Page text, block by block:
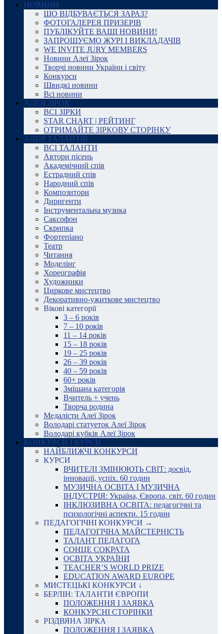
НОВИНИ
ЩО ВІДБУВАЄТЬСЯ ЗАРАЗ?
ФОТОГАЛЕРЕЯ ПРИЗЕРІВ
ПУБЛІКУЙТЕ ВАШІ НОВИНИ!
ЗАПРОШУЄМО ЖУРІ І ВИКЛАДАЧІВ
WE INVITE JURY MEMBERS
Новини Алеї Зірок
Творчі новини України і світу
Конкурси
Швидкі новини
Всі новини
АЛЕЯ ЗІРОК
ВСІ ЗІРКИ
STAR CHART | РЕЙТИНГ
ОТРИМАЙТЕ ЗІРКОВУ СТОРІНКУ
АЛЕЯ ТАЛАНТІВ
ВСІ ТАЛАНТИ
Автори пісень
Академічний спів
Естрадний спів
Народний спів
Композитори
Диригенти
Інструментальна музика
Саксофон
Скрипка
Фортепіано
Театр
Читання
Моделінг
Хореографія
Художники
Циркове мистецтво
Декоративно-ужиткове мистецтво
Вікові категорії
3 – 6 років
7 – 10 років
11 – 14 років
15 – 18 років
19 – 25 років
26 – 39 років
40 – 59 років
60+ років
Змішана категорія
Вчитель + учень
Творча родина
Медалісти Алеї Зірок
Володарі статуеток Алеї Зірок
Володарі кубків Алеї Зірок
КОНКУРСИ І КУРСИ
НАЙБЛИЖЧІ КОНКУРСИ
КУРСИ
ВЧИТЕЛІ ЗМІНЮЮТЬ СВІТ: досвід,
інновації, успіх. 60 годин
МУЗИЧНА ОСВІТА І МУЗИЧНА
ІНДУСТРІЯ: Україна, Європа, світ. 60 годин
ІНКЛЮЗИВНА ОСВІТА: педагогічні та
психологічні аспекти. 15 годин
ПЕДАГОГІЧНІ КОНКУРСИ →
ПЕДАГОГІЧНА МАЙСТЕРНІСТЬ
ТАЛАНТ ПЕДАГОГА
СОНЦЕ СОКРАТА
ОСВІТА УКРАЇНИ
TEACHER’S WORLD PRIZE
EDUCATION AWARD EUROPE
МИСТЕЦЬКІ КОНКУРСИ ↓
БЕРЛІН: ТАЛАНТИ ЄВРОПИ
ПОЛОЖЕННЯ І ЗАЯВКА
КОНКУРСНІ СТОРІНКИ
РІЗДВЯНА ЗІРКА
ПОЛОЖЕННЯ І ЗАЯВКА